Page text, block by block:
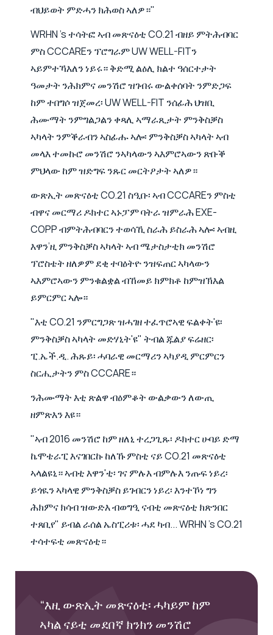
ብህይወት ምድሓን ክሕወስ ኣለዎ።"
WRHN 's ተሳትፎ ኣብ መጽናዕቲ CO.21 ብዘይ ምትሕብባር
ምስ CCCAREን ፕሮግራም UW WELL-FITን
ኣይምተኻእለን ነይሩ። ቅድሚ ልዕሊ ክልተ ዓሰርተታት
ዓመታት ንሕክምና መንሽሮ ዝገብሩ ውልቀሰባት ንምድጋፍ
ከም ተበግሶ ዝጀመረ፡ UW WELL-FIT ንሰፊሕ ህዝቢ
ሕሙማት ንምግልጋልን ቀጻሊ ኣማራጺታት ምንቅስቓስ
ኣካላት ንምቕራብን ኣስፊሑ ኣሎ፡ ምንቅስቓስ ኣካላት ኣብ
መላእ ተመኩሮ መንሽሮ ንኣካላውን ኣእምሮኣውን ጽቡቕ
ምህላው ከም ዝድግፍ ንጹር መርትዖታት ኣለዎ።
ውጽኢት መጽናዕቲ CO.21 ስዒቡ፡ ኣብ CCCAREን ምስቲ
ብዋና መርማሪ ዶክተር ኣኑፓም ባትራ ዝምራሕ EXE-
COPP ብምትሕብባርን ተወሳኺ ስራሕ ይስራሕ ኣሎ፡ ኣብዚ
እዋን’ዚ ምንቅስቓስ ኣካላት ኣብ ሜታስታቲክ መንሽሮ
ፕሮስቴት ዘለዎም ደቂ ተባዕትዮ ንዝፍጠር ኣካላውን
ኣእምሮኣውን ምንቁልቋል ብኸመይ ክምክቶ ከምዝኽእል
ይምርምር ኣሎ።
"እቲ CO.21 ንምርግጋጽ ዝሓገዘ ተፈጥሮኣዊ ፍልቀት'ዩ፡
ምንቅስቓስ ኣካላት መድሃኒት'ዩ" ትብል ጁልያ ፍሬዘር፡
ፒ.ኤች.ዲ. ሕጹይ፡ ሓባራዊ መርማሪን ኣካያዲ ምርምርን
ስርሒታትን ምስ CCCARE።
ንሕሙማት እቲ ጽልዋ ብዕምቆት ውልቃውን ለውጢ
ዘምጽእን እዩ።
"ኣብ 2016 መንሽሮ ከም ዘለኒ ተረጋጊጹ፡ ዶክተር ሁባይ ድማ
ኬሞቴራፒ እናገበርኩ ከለኹ ምስቲ ናይ CO.21 መጽናዕቲ
ኣላልዩኒ። ኣብቲ እዋን'ቲ፡ ገና ምሉእ ብምሉእ ንጡፍ ነይረ፡
ይጎዪን ኣካላዊ ምንቅስቓስ ይገብርን ነይረ፡ እንተኾነ ግን
ሕክምና ክሳብ ዝውድእ ብወግዒ ናብቲ መጽናዕቲ ክጽንበር
ተጸቢየ" ይብል ራሰል ኤስፒሪቱ፡ ሓደ ካብ... WRHN 's CO.21
ተሳተፍቲ መጽናዕቲ።
“እዚ ውጽኢት መጽናዕቲ፡ ሓካይም ከም
ኣካል ናይቲ መደበኛ ክንክን መንሽሮ